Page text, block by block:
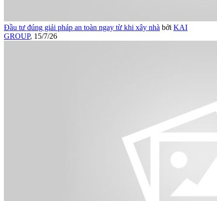
Đầu tư đúng giải pháp an toàn ngay từ khi xây nhà bởi KAI
GROUP, 15/7/26